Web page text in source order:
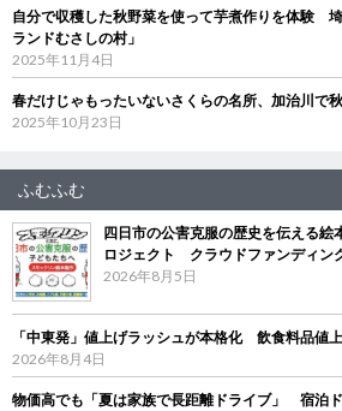
自分で収穫した秋野菜を使って芋煮作りを体験
ランドむさしの村」
2025年11月4日
春だけじゃもったいないさくらの名所、加治川で
2025年10月23日
ふむふむ
四日市の公害克服の歴史を伝える絵
ロジェクト クラウドファンディン
2026年8月5日
「中東発」値上げラッシュが本格化 飲食料品値
2026年8月4日
物価高でも「夏は家族で長距離ドライブ」 宿泊